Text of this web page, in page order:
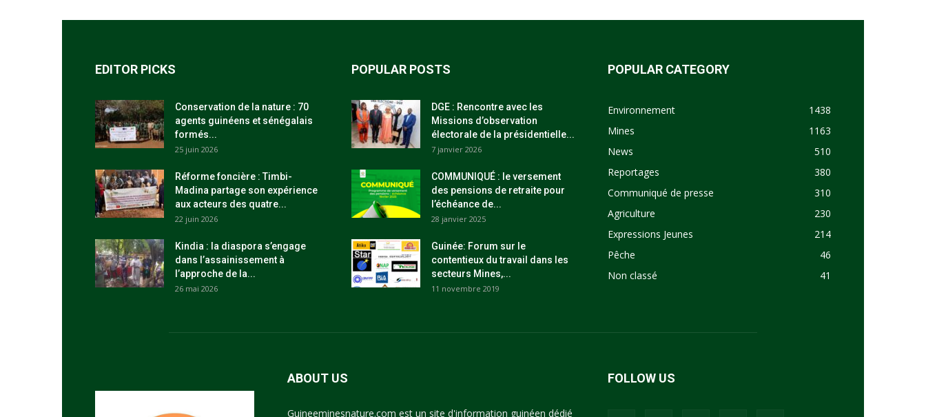
EDITOR PICKS
Conservation de la nature : 70
agents guinéens et sénégalais
formés...
25 juin 2026
Réforme foncière : Timbi-
Madina partage son expérience
aux acteurs des quatre...
22 juin 2026
Kindia : la diaspora s’engage
dans l’assainissement à
l’approche de la...
26 mai 2026
POPULAR POSTS
DGE : Rencontre avec les
Missions d’observation
électorale de la présidentielle...
7 janvier 2026
COMMUNIQUÉ : le versement
des pensions de retraite pour
l’échéance de...
28 janvier 2025
Guinée: Forum sur le
contentieux du travail dans les
secteurs Mines,...
11 novembre 2019
POPULAR CATEGORY
Environnement
1438
Mines
1163
News
510
Reportages
380
Communiqué de presse
310
Agriculture
230
Expressions Jeunes
214
Pêche
46
Non classé
41
ABOUT US
Guineeminesnature.com est un site d'information guinéen dédié
FOLLOW US